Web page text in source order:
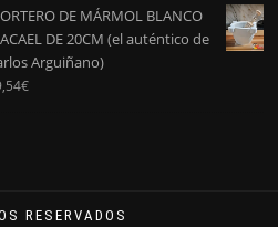
DE MÁRMOL BLANCO
DE 20CM (el auténtico de
Arguiñano)
€
RESERVADOS